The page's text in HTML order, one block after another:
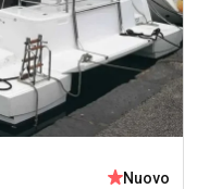
Nuovo